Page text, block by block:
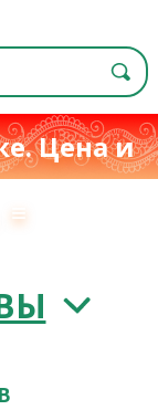
Цена и
≡